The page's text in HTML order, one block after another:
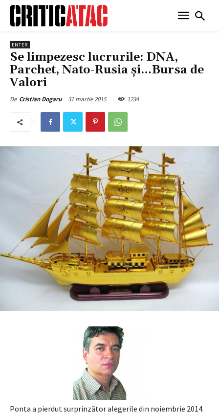
ENTER
Se limpezesc lucrurile: DNA,
Parchet, Nato-Rusia și…Bursa de
Valori
De Cristian Dogaru 31 martie 2015 1234
Ponta a pierdut surprinzător alegerile din noiembrie 2014.